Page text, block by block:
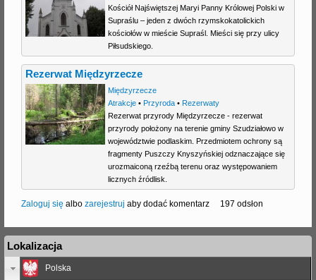
Kościół Najświętszej Maryi Panny Królowej Polski w
Supraślu – jeden z dwóch rzymskokatolickich
kościołów w mieście Supraśl. Mieści się przy ulicy
Piłsudskiego.
Rezerwat Międzyrzecze
Międzyrzecze
Atrakcje• Przyroda• Rezerwaty
Rezerwat przyrody Międzyrzecze - rezerwat
przyrody położony na terenie gminy Szudziałowo w
województwie podlaskim. Przedmiotem ochrony są
fragmenty Puszczy Knyszyńskiej odznaczające się
urozmaiconą rzeźbą terenu oraz występowaniem
licznych źródlisk.
Zaloguj się albo zarejestruj aby dodać komentarz 197 odsłon
Lokalizacja
Polska